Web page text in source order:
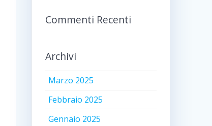
Commenti Recenti
Archivi
Marzo 2025
Febbraio 2025
Gennaio 2025